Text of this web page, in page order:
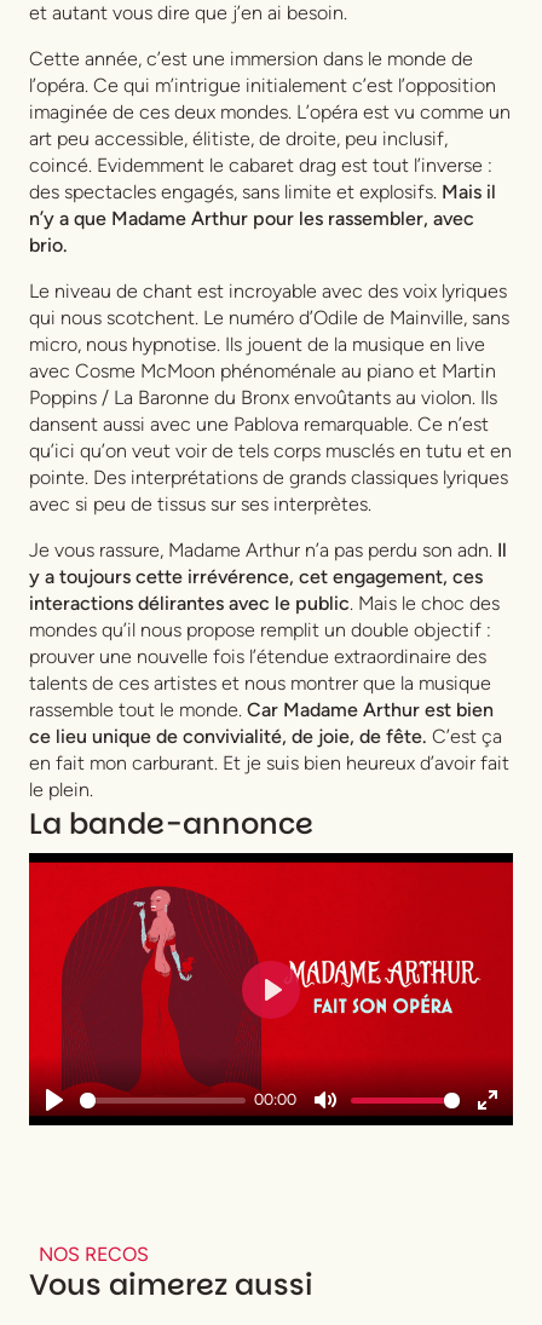
et autant vous dire que j’en ai besoin.
Cette année, c’est une immersion dans le monde de
l’opéra. Ce qui m’intrigue initialement c’est l’opposition
imaginée de ces deux mondes. L’opéra est vu comme un
art peu accessible, élitiste, de droite, peu inclusif,
coincé. Evidemment le cabaret drag est tout l’inverse :
des spectacles engagés, sans limite et explosifs. Mais il
n’y a que Madame Arthur pour les rassembler, avec
brio.
Le niveau de chant est incroyable avec des voix lyriques
qui nous scotchent. Le numéro d’Odile de Mainville, sans
micro, nous hypnotise. Ils jouent de la musique en live
avec Cosme McMoon phénoménale au piano et Martin
Poppins / La Baronne du Bronx envoûtants au violon. Ils
dansent aussi avec une Pablova remarquable. Ce n’est
qu’ici qu’on veut voir de tels corps musclés en tutu et en
pointe. Des interprétations de grands classiques lyriques
avec si peu de tissus sur ses interprètes.
Je vous rassure, Madame Arthur n’a pas perdu son adn. Il
y a toujours cette irrévérence, cet engagement, ces
interactions délirantes avec le public. Mais le choc des
mondes qu’il nous propose remplit un double objectif :
prouver une nouvelle fois l’étendue extraordinaire des
talents de ces artistes et nous montrer que la musique
rassemble tout le monde. Car Madame Arthur est bien
ce lieu unique de convivialité, de joie, de fête. C’est ça
en fait mon carburant. Et je suis bien heureux d’avoir fait
le plein.
La bande-annonce
Play
00:00
Mute
Enter
Play
NOS RECOS
Vous aimerez aussi